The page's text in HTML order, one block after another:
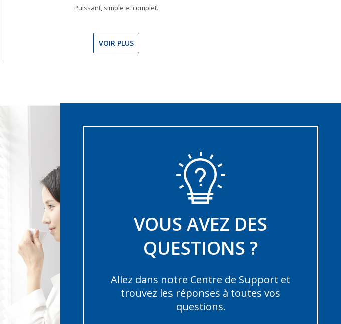
Puissant, simple et complet.
VOIR PLUS
VOUS AVEZ DES
QUESTIONS ?
Allez dans notre Centre de Support et
trouvez les réponses à toutes vos
questions.